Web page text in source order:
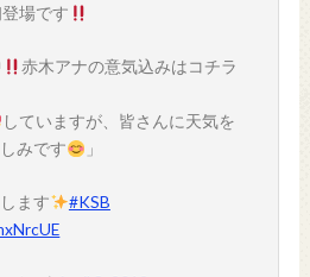
場です
赤木アナの意気込みはコチラ
していますが、皆さんに天気を
みです
」
ます
#KSB